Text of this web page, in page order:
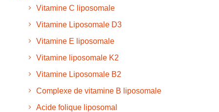
Vitamine C liposomale
Vitamine Liposomale D3
Vitamine E liposomale
Vitamine liposomale K2
Vitamine Liposomale B2
Complexe de vitamine B liposomale
Acide folique liposomal